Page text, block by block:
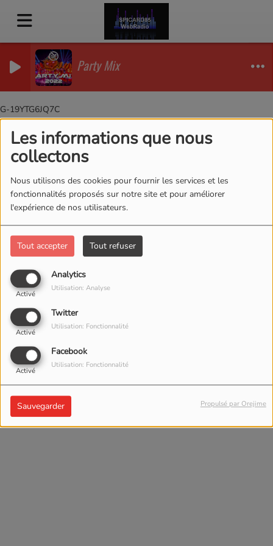
Les informations que nous
collectons
Nous utilisons des cookies pour fournir les services et les
fonctionnalités proposés sur notre site et pour améliorer
l'expérience de nos utilisateurs.
Tout accepter Tout refuser
Analytics
Activé
Utilisation: Analyse
Twitter
Activé
Utilisation: Fonctionnalité
Facebook
Activé
Utilisation: Fonctionnalité
Sauvegarder Propulsé par Orejime
G-19YTG6JQ7C
Party Mix
Jeux Concours
Jeux Concours